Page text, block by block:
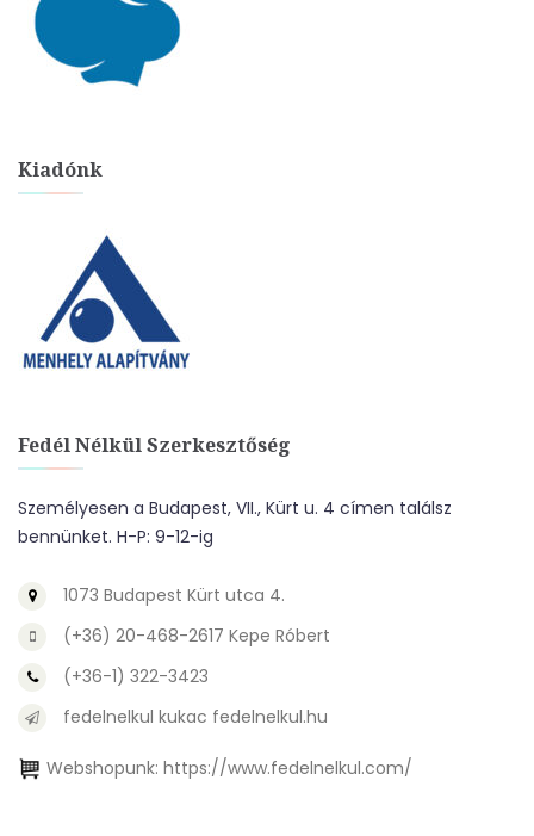
Kiadónk
Fedél Nélkül Szerkesztőség
Személyesen a Budapest, VII., Kürt u. 4 címen találsz
bennünket. H-P: 9-12-ig
1073 Budapest Kürt utca 4.
(+36) 20-468-2617 Kepe Róbert
(+36-1) 322-3423
fedelnelkul kukac fedelnelkul.hu
Webshopunk: https://www.fedelnelkul.com/